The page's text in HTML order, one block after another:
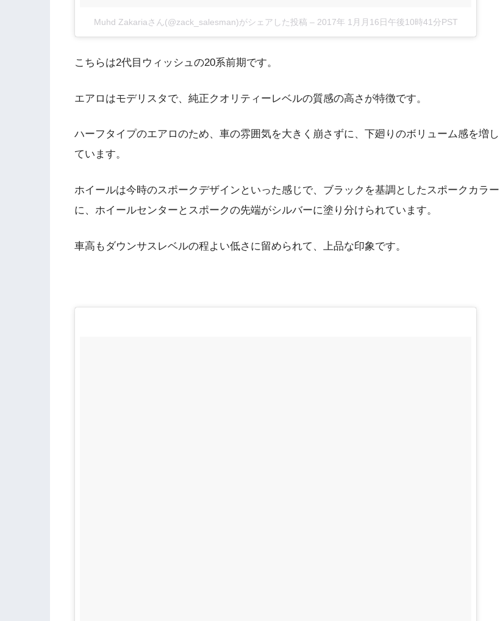
Muhd Zakariaさん(@zack_salesman)がシェアした投稿 – 2017年 1月月16日午後10時41分PST
こちらは2代目ウィッシュの20系前期です。
エアロはモデリスタで、純正クオリティーレベルの質感の高さが特徴です。
ハーフタイプのエアロのため、車の雰囲気を大きく崩さずに、下廻りのボリューム感を増し
ています。
ホイールは今時のスポークデザインといった感じで、ブラックを基調としたスポークカラー
に、ホイールセンターとスポークの先端がシルバーに塗り分けられています。
車高もダウンサスレベルの程よい低さに留められて、上品な印象です。